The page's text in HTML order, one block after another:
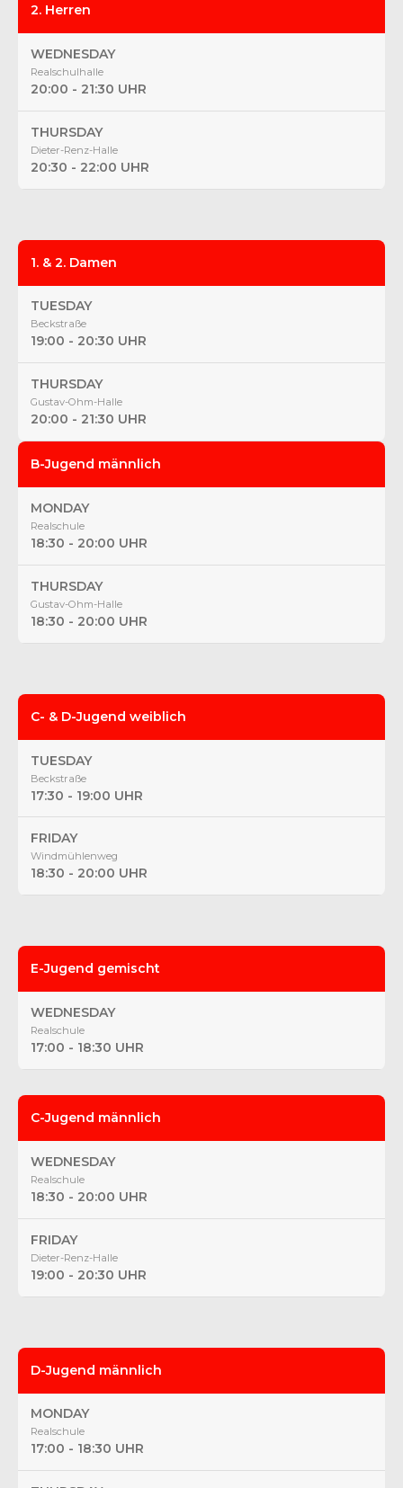
2. Herren
WEDNESDAY
Realschulhalle
20:00 - 21:30 UHR
THURSDAY
Dieter-Renz-Halle
20:30 - 22:00 UHR
1. & 2. Damen
TUESDAY
Beckstraße
19:00 - 20:30 UHR
THURSDAY
Gustav-Ohm-Halle
20:00 - 21:30 UHR
B-Jugend männlich
MONDAY
Realschule
18:30 - 20:00 UHR
THURSDAY
Gustav-Ohm-Halle
18:30 - 20:00 UHR
C- & D-Jugend weiblich
TUESDAY
Beckstraße
17:30 - 19:00 UHR
FRIDAY
Windmühlenweg
18:30 - 20:00 UHR
E-Jugend gemischt
WEDNESDAY
Realschule
17:00 - 18:30 UHR
C-Jugend männlich
WEDNESDAY
Realschule
18:30 - 20:00 UHR
FRIDAY
Dieter-Renz-Halle
19:00 - 20:30 UHR
D-Jugend männlich
MONDAY
Realschule
17:00 - 18:30 UHR